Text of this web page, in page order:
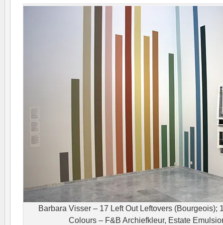
Barbara Visser – 17 Left Out Leftovers (Bourgeois);
Colours – F&B Archiefkleur, Estate